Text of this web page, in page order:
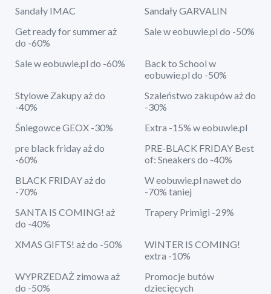
Sandały IMAC
Sandały GARVALIN
Get ready for summer aż
do -60%
Sale w eobuwie.pl do -50%
Sale w eobuwie.pl do -60%
Back to School w
eobuwie.pl do -50%
Stylowe Zakupy aż do
-40%
Szaleństwo zakupów aż do
-30%
Śniegowce GEOX -30%
Extra -15% w eobuwie.pl
pre black friday aż do
-60%
PRE-BLACK FRIDAY Best
of: Sneakers do -40%
BLACK FRIDAY aż do
-70%
W eobuwie.pl nawet do
-70% taniej
SANTA IS COMING! aż
do -40%
Trapery Primigi -29%
XMAS GIFTS! aż do -50%
WINTER IS COMING!
extra -10%
WYPRZEDAŻ zimowa aż
do -50%
Promocje butów
dziecięcych